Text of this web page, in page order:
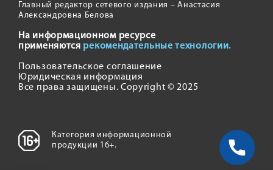
Главный редактор сетевого издания – Анастасия
Александровна Белова
На информационном ресурсе
применяются рекомендательные технологии.
Пользовательское соглашение
Юридическая информация
Все права защищены. Copyright © 2025
Категория информационной
продукции 16+.